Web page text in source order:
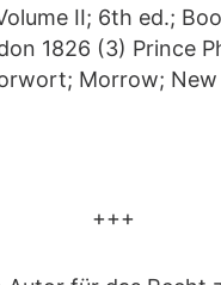
II; 6th ed.;
1826 (3) Prince
Morrow; New
+++